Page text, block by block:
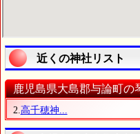
近くの神社リスト
鹿児島県大島郡与論町の
2.高千穂神...